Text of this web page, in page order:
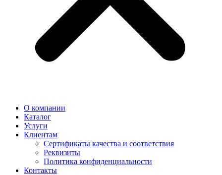
О компании
Каталог
Услуги
Клиентам
Сертификаты качества и соответствия
Реквизиты
Политика конфиден­циальности
Контакты